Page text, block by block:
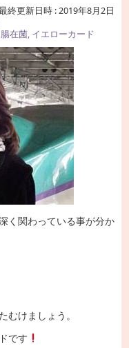
終更新日時 : 2019年8月2日
腸在菌, イエローカード
く関わっている事が分か
むけましょう。
です